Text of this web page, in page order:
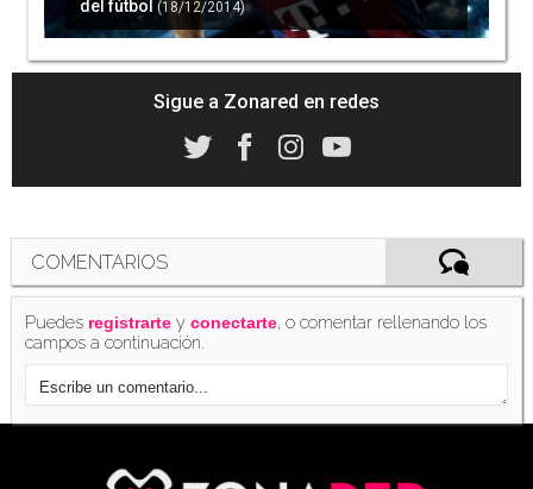
del fútbol (18/12/2014)
Sigue a Zonared en redes
COMENTARIOS
Puedes registrarte yconectarte, o comentar rellenando los
campos a continuación.